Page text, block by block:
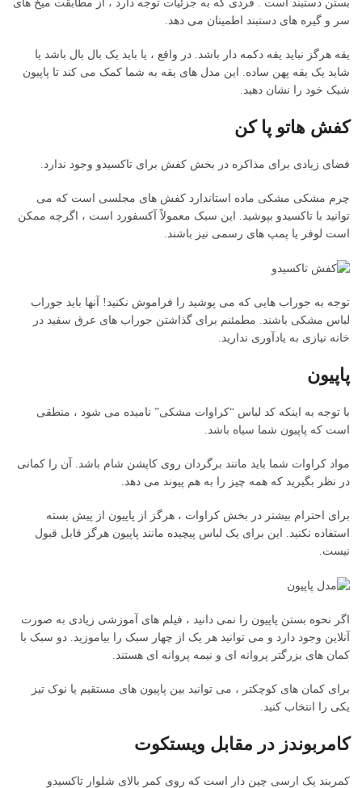
بستن دستبند است . فردی که به جزئیات توجه دارد ، از مطابقت میخ های
سر و گیره های دستبند اطمینان می دهد.
یقه هرگز نباید یقه دکمه دار باشد. در واقع ، یا باید یک بال بال باشد یا
شاید یک یقه پهن ساده. این مدل های یقه به شما کمک می کند تا پاپیون
شیک خود را نشان دهید.
کفش هاتو پا کن
فضای زیادی برای مذاکره در بخش کفش برای تاکسیدو وجود ندارد.
چرم مشکی مشکی ماده استاندارد کفش های مجلسی است که می
توانید با تاکسیدو بپوشید. این سبک معمولاً آکسفورد است ، اگرچه ممکن
است لوفر یا پمپ های رسمی نیز باشند.
توجه به جوراب هایی که می پوشید را فراموش نکنید! آنها باید جوراب
لباس مشکی باشند. مطمئنم برای گذاشتن جوراب های عرق سفید در
خانه نیازی به یادآوری ندارید.
پاپیون
با توجه به اینکه کد لباس “کراوات مشکی” نامیده می شود ، منطقی
است که پاپیون شما سیاه باشد.
مواد کراوات شما باید مانند برگردان روی کاپشن شام باشد. آن را کمانی
در نظر بگیرید که همه چیز را به هم پیوند می دهد.
برای احترام بیشتر در بخش کراوات ، هرگز از پاپیون از پیش بسته
استفاده نکنید. این برای یک لباس پیچیده مانند پاپیون هرگز قابل قبول
نیست.
اگر نحوه بستن پاپیون را نمی دانید ، فیلم های آموزشی زیادی به صورت
آنلاین وجود دارد و می توانید هر یک از چهار سبک را بیاموزید. دو سبک با
کمان های بزرگتر پروانه ای و نیمه پروانه ای هستند.
برای کمان های کوچکتر ، می توانید بین پاپیون های مستقیم یا نوک تیز
یکی را انتخاب کنید.
کامربوندز در مقابل ویستکوت
کمربند یک ارسی چین دار است که روی کمر بالای شلوار تاکسیدو